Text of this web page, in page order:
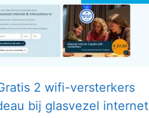
2 wifi-versterkers
bij glasvezel internet